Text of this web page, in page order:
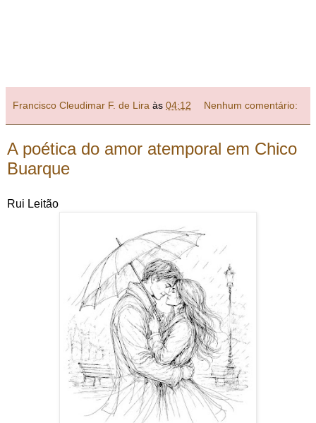
Francisco Cleudimar F. de Lira às 04:12 Nenhum comentário:
A poética do amor atemporal em Chico
Buarque
Rui Leitão